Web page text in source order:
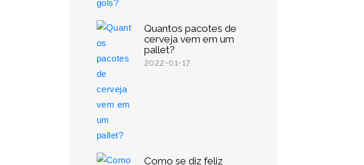
Quantos pacotes de
cerveja vem em um
pallet?
2022-01-17
Como se diz feliz